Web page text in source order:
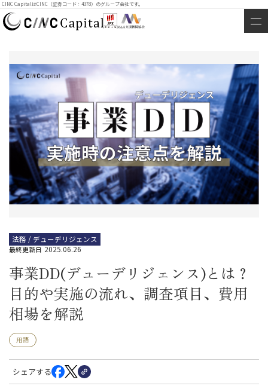
CINC CapitalはCINC（証券コード：4378）のグループ会社です。
法務 / デューデリジェンス
最終更新日 2025.06.26
事業DD(デューデリジェンス)とは？
目的や実施の流れ、調査項目、費用
相場を解説
用語
シェアする